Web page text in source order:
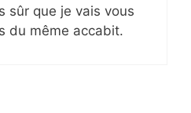
sûr que je vais vous
du même accabit.